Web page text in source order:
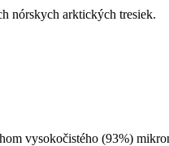
nórskych arktických tresiek.
vysokočistého (93%)